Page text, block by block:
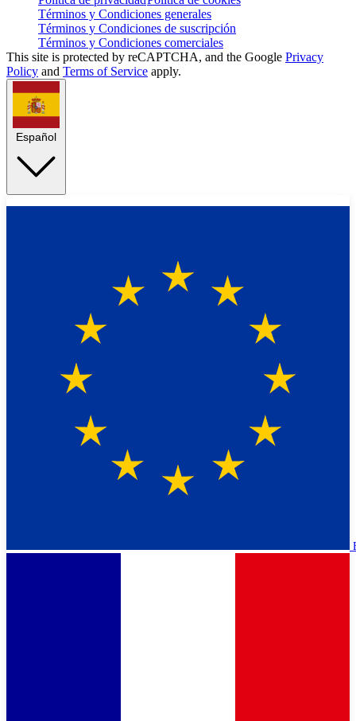
Términos y Condiciones generales
Términos y Condiciones de suscripción
Términos y Condiciones comerciales
This site is protected by reCAPTCHA, and the Google Privacy
Policy and Terms of Service apply.
Español